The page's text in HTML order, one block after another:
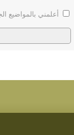
أعلمني بالمواضيع